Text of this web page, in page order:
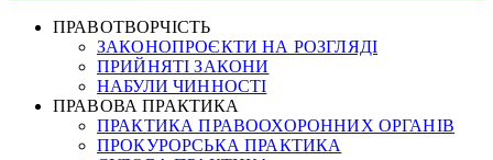
ПРАВОТВОРЧІСТЬ
ЗАКОНОПРОЄКТИ НА РОЗГЛЯДІ
ПРИЙНЯТІ ЗАКОНИ
НАБУЛИ ЧИННОСТІ
ПРАВОВА ПРАКТИКА
ПРАКТИКА ПРАВООХОРОННИХ ОРГАНІВ
ПРОКУРОРСЬКА ПРАКТИКА